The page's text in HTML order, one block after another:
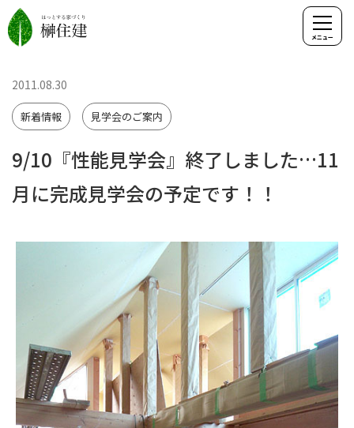
9/10『性能見学会』終了しました…11
月に完成見学会の予定です！！
2011.08.30
新着情報 見学会のご案内